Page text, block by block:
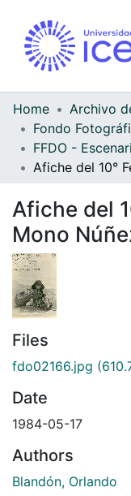
Home
Afiche del
Mono
Files
fdo02166.jpg
Date
1984-05-17
Authors
Blandón, Orlando